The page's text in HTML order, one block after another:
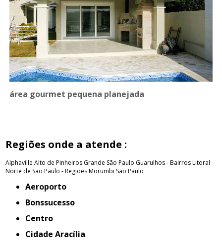
área gourmet pequena planejada
Regiões onde a atende :
Alphaville Alto de Pinheiros Grande São Paulo Guarulhos - BairrosLitoral
Norte de São Paulo - RegiõesMorumbi São Paulo
Aeroporto
Bonssucesso
Centro
Cidade Aracília